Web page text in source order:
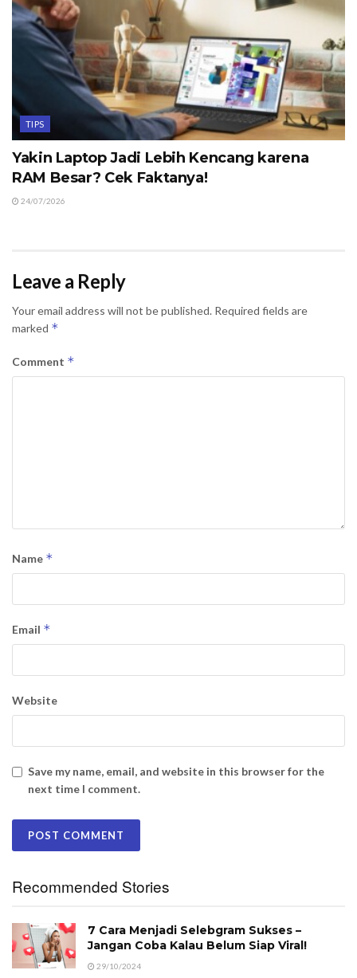
TIPS
Yakin Laptop Jadi Lebih Kencang karena
RAM Besar? Cek Faktanya!
24/07/2026
Leave a Reply
Your email address will not be published. Required fields are
marked *
Comment *
Name *
Email *
Website
Save my name, email, and website in this browser for the
next time I comment.
Recommended Stories
7 Cara Menjadi Selebgram Sukses –
Jangan Coba Kalau Belum Siap Viral!
29/10/2024